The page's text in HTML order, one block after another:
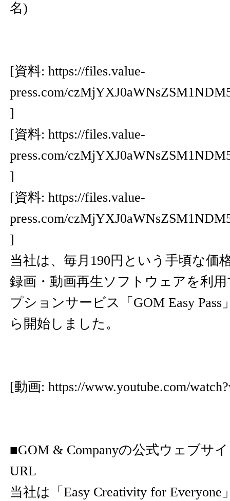
名)
[資料: https://files.value-
press.com/
]
[資料: https://files.value-
press.com/
]
[資料: https://files.value-
press.com/
]
当社は、毎月190円という手頃な価
録画・動画再生ソフトウェアを利
プションサービス「GOM Easy Pass
ら開始しました。
[動画: https://www.youtube.com/
■GOM & Companyの公式ウェブサ
URL
当社は「Easy Creativity for